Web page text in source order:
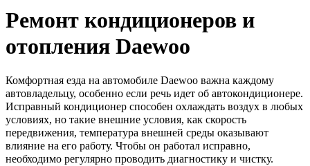
Ремонт кондиционеров и
отопления Daewoo
Комфортная езда на автомобиле Daewoo важна каждому
автовладельцу, особенно если речь идет об автокондиционере.
Исправный кондиционер способен охлаждать воздух в любых
условиях, но такие внешние условия, как скорость
передвижения, температура внешней среды оказывают
влияние на его работу. Чтобы он работал исправно,
необходимо регулярно проводить диагностику и чистку.